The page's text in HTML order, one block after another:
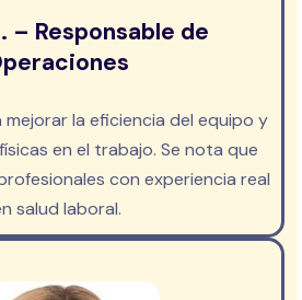
– Responsable de
la eficiencia del equipo y
en el trabajo. Se nota que
con experiencia real
salud laboral.